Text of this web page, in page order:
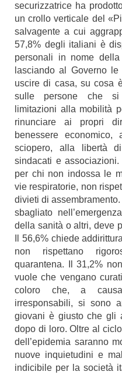
securizzatrice ha
un crollo verticale del
salvagente a cui
57,8% degli italiani è
personali in nome
lasciando al Governo
uscire di casa, su cosa
sulle persone che si
limitazioni alla mobilità
rinunciare ai propri
benessere
sciopero, alla libertà
sindacati e
per chi non indossa le
vie respiratorie, non
divieti di
sbagliato
della sanità o altri, deve
Il 56,6% chiede
non rispettano
quarantena. Il 31,2%
vuole che vengano
coloro che, a
irresponsabili, si sono
giovani è giusto che gli
dopo di loro. Oltre al
dell’epidemia saranno
nuove inquietudini e
indicibile per la società